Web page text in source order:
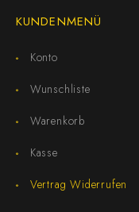
KUNDENMENÜ
Konto
Wunschliste
Warenkorb
Kasse
Vertrag Widerrufen